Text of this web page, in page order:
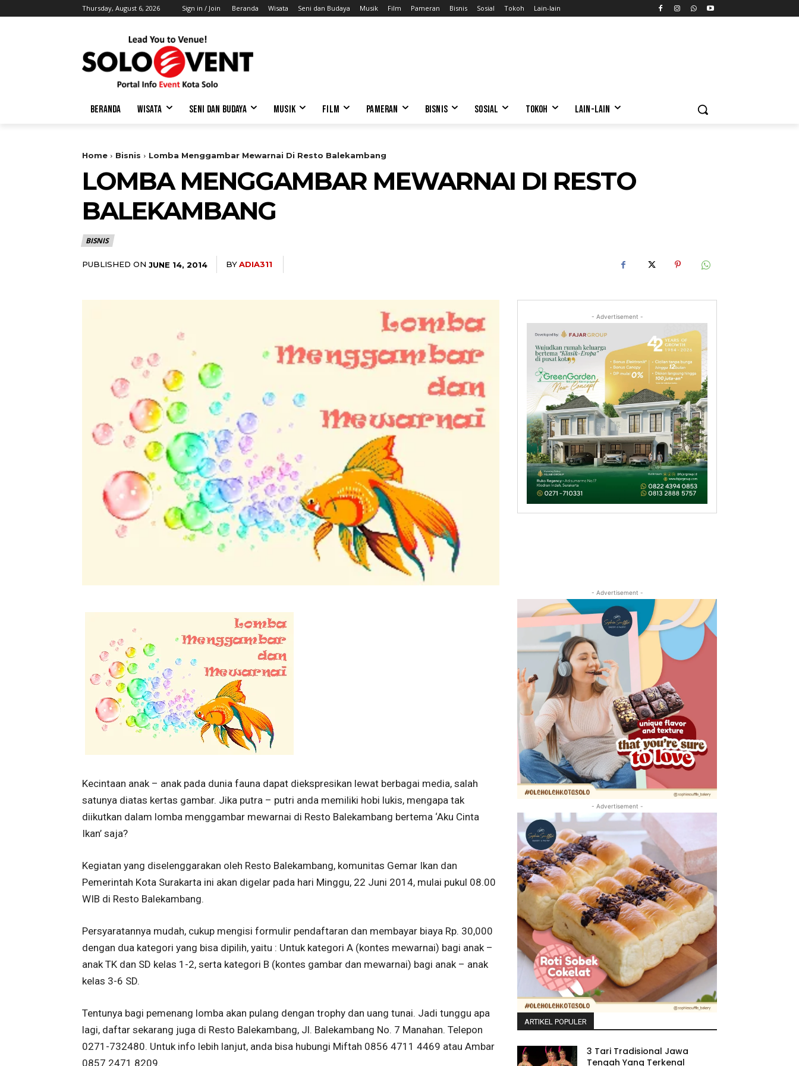
Thursday, August 6, 2026 Sign in / Join Beranda Wisata Seni dan Budaya Musik Film Pameran Bisnis Sosial Tokoh Lain-lain
BERANDA WISATA SENI DAN BUDAYA MUSIK FILM PAMERAN BISNIS SOSIAL TOKOH LAIN-LAIN
Home Bisnis Lomba Menggambar Mewarnai Di Resto Balekambang
LOMBA MENGGAMBAR MEWARNAI DI RESTO
BALEKAMBANG
BISNIS
PUBLISHED ON JUNE 14, 2014 BYADIA311
- Advertisement -
Kecintaan anak – anak pada dunia fauna dapat diekspresikan lewat berbagai media, salah
satunya diatas kertas gambar. Jika putra – putri anda memiliki hobi lukis, mengapa tak
diikutkan dalam lomba menggambar mewarnai di Resto Balekambang bertema ‘Aku Cinta
Ikan’ saja?
Kegiatan yang diselenggarakan oleh Resto Balekambang, komunitas Gemar Ikan dan
Pemerintah Kota Surakarta ini akan digelar pada hari Minggu, 22 Juni 2014, mulai pukul 08.00
WIB di Resto Balekambang.
Persyaratannya mudah, cukup mengisi formulir pendaftaran dan membayar biaya Rp. 30,000
dengan dua kategori yang bisa dipilih, yaitu : Untuk kategori A (kontes mewarnai) bagi anak –
anak TK dan SD kelas 1-2, serta kategori B (kontes gambar dan mewarnai) bagi anak – anak
kelas 3-6 SD.
Tentunya bagi pemenang lomba akan pulang dengan trophy dan uang tunai. Jadi tunggu apa
lagi, daftar sekarang juga di Resto Balekambang, Jl. Balekambang No. 7 Manahan. Telepon
0271-732480. Untuk info lebih lanjut, anda bisa hubungi Miftah 0856 4711 4469 atau Ambar
0857 2471 8209.
- Advertisement -
- Advertisement -
ARTIKEL POPULER
3 Tari Tradisional Jawa
Tengah Yang Terkenal